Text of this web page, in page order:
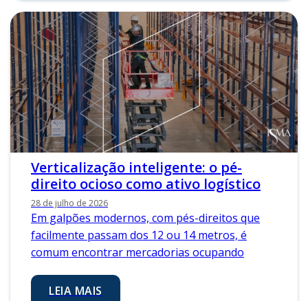
Verticalização inteligente: o pé-
direito ocioso como ativo logístico
28 de julho de 2026
Em galpões modernos, com pés-direitos que
facilmente passam dos 12 ou 14 metros, é
comum encontrar mercadorias ocupando
LEIA MAIS